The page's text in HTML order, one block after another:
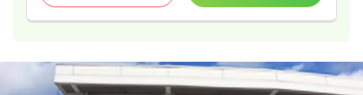
日勤のみ（常勤） 一時募集休止